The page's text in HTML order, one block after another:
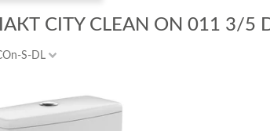
CITY CLEAN ON 011 3/5
S-DL